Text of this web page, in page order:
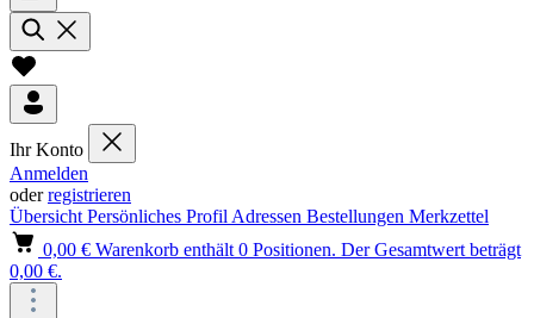
Ihr Konto
Anmelden
oderregistrieren
Übersicht Persönliches Profil Adressen Bestellungen Merkzettel
0,00 € Warenkorb enthält 0 Positionen. Der Gesamtwert beträgt
0,00 €.